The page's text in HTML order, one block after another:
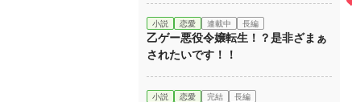
小説 恋愛 連載中 長編
乙ゲー悪役令嬢転生！？是非ざまぁ
されたいです！！
小説 恋愛 完結 長編